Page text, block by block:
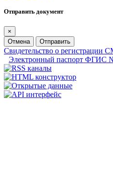
Отправить документ
×
Отмена
Отправить
Свидетельство о
Электронный паспорт ФГИС